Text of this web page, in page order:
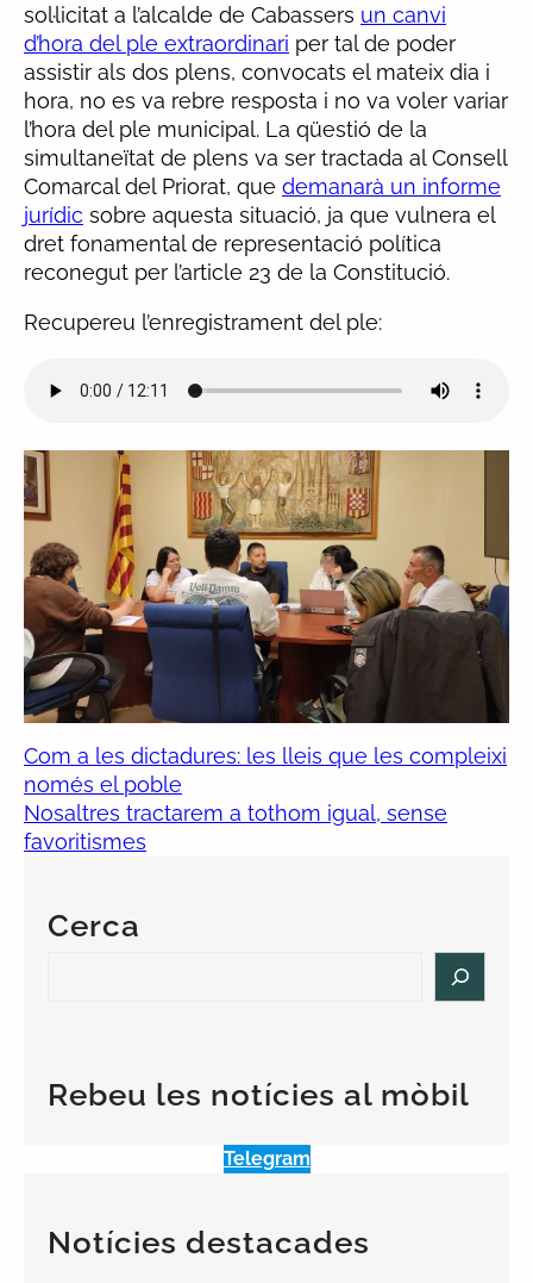
sol·licitat a l’alcalde de Cabassers un canvi
d’hora del ple extraordinari per tal de poder
assistir als dos plens, convocats el mateix dia i
hora, no es va rebre resposta i no va voler variar
l’hora del ple municipal. La qüestió de la
simultaneïtat de plens va ser tractada al Consell
Comarcal del Priorat, que demanarà un informe
jurídic sobre aquesta situació, ja que vulnera el
dret fonamental de representació política
reconegut per l’article 23 de la Constitució.
Recupereu l’enregistrament del ple:
Com a les dictadures: les lleis que les compleixi
només el poble
Nosaltres tractarem a tothom igual, sense
favoritismes
Cerca
hRebeu les notícies al mòbil
Telegram
Notícies destacades